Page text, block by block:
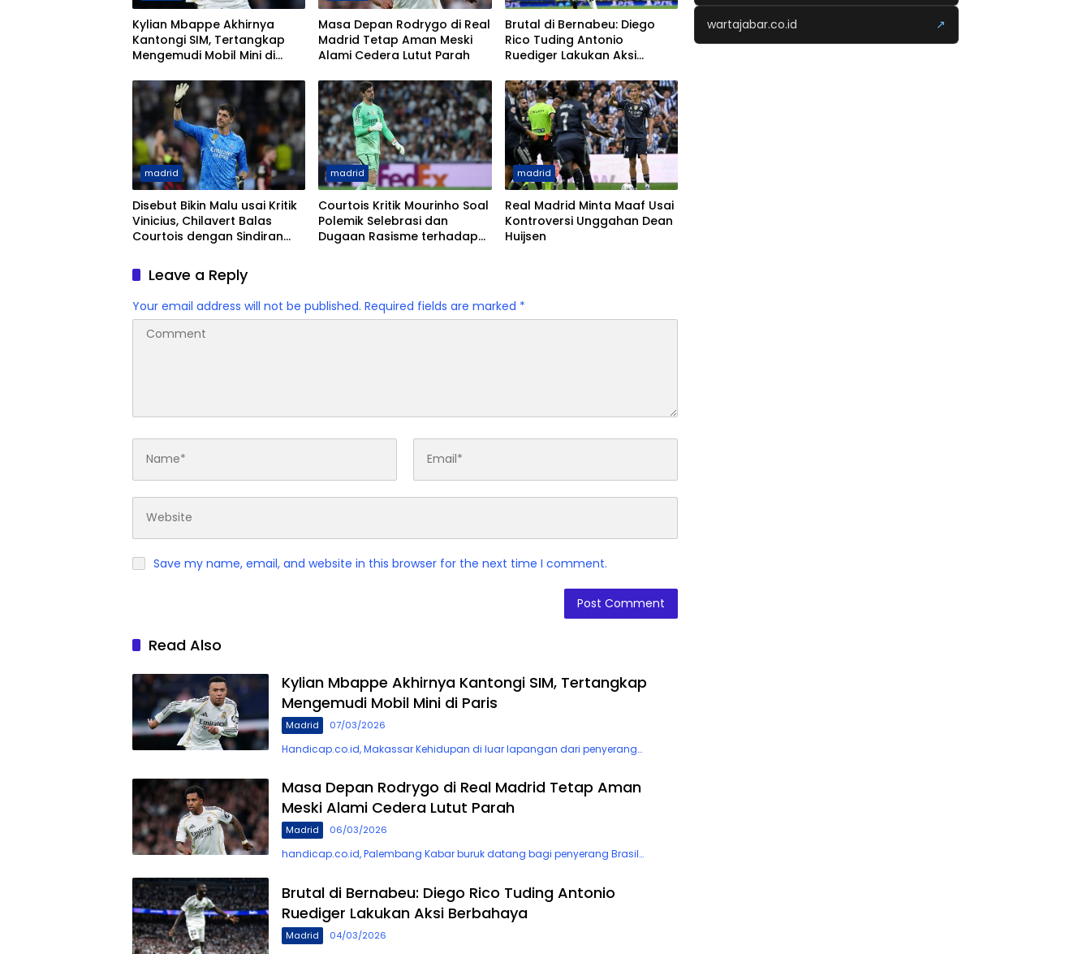
Kylian Mbappe Akhirnya
Kantongi SIM, Tertangkap
Mengemudi Mobil Mini di
Masa Depan Rodrygo di Real
Madrid Tetap Aman Meski
Alami Cedera Lutut Parah
Brutal di Bernabeu: Diego
Rico Tuding Antonio
Ruediger Lakukan Aksi
madrid
Disebut Bikin Malu usai Kritik
Vinicius, Chilavert Balas
Courtois dengan Sindiran
madrid
Courtois Kritik Mourinho Soal
Polemik Selebrasi dan
Dugaan Rasisme terhadap
madrid
Real Madrid Minta Maaf Usai
Kontroversi Unggahan Dean
Huijsen
Leave a Reply
Your email address will not be published. Required fields are marked *
Save my name, email, and website in this browser for the next time I comment.
Read Also
Kylian Mbappe Akhirnya Kantongi SIM, Tertangkap
Mengemudi Mobil Mini di Paris
Madrid 07/03/2026
Handicap.co.id, Makassar Kehidupan di luar lapangan dari penyerang…
Masa Depan Rodrygo di Real Madrid Tetap Aman
Meski Alami Cedera Lutut Parah
Madrid 06/03/2026
handicap.co.id, Palembang Kabar buruk datang bagi penyerang Brasil…
Brutal di Bernabeu: Diego Rico Tuding Antonio
Ruediger Lakukan Aksi Berbahaya
Madrid 04/03/2026
wartajabar.co.id ↗